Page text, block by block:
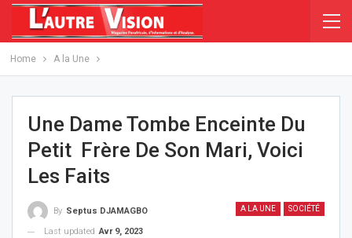
Home A la Une
Une Dame Tombe Enceinte Du
Petit Frère De Son Mari, Voici
Les Faits
A LA UNE SOCIÉTÉ
By Septus DJAMAGBO
Last updated Avr 9, 2023